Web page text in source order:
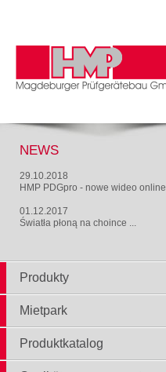
NEWS
29.10.2018
HMP PDGpro - nowe wideo online
01.12.2017
Światła płoną na choince ...
Produkty
Mietpark
Produktkatalog